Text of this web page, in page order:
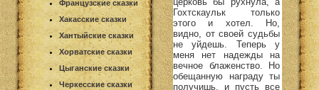
Французские сказки
Хакасские сказки
Хантыйские сказки
Хорватские сказки
Цыганские сказки
Черкесские сказки
Гохтскаульк только
этого и хотел. Но,
видно, от своей судьбы
не уйдешь. Теперь у
меня нет надежды на
вечное блаженство. Но
обещанную награду ты
получишь, и пусть все